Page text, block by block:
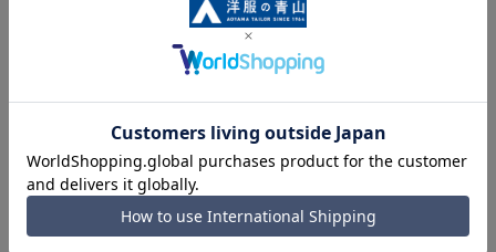
入の目安としてご利用ください。
■生地や仕様・デザインにより、着用感や実際のサイズ表に若
干の誤差が生じる場合がございます。予めご了承ください。
■サイズスペックは仕上がりサイズを記載しております。一
部、商品現物におすすめサイズ(ヌードサイズ)を記載している
商品もございます。
■ブラウザやお使いのモニター環境、また撮影時の室内外の光
加減により、実際の商品と掲載画像の色味が異なる場合がござ
います。